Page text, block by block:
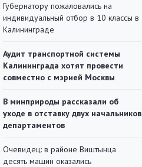
Губернатору пожаловались на
индивидуальный отбор в 10 классы в
Калининграде
Аудит транспортной системы
Калининграда хотят провести
совместно с мэрией Москвы
В минприроды рассказали об
уходе в отставку двух начальников
департаментов
Очевидец: в районе Виштынца
десять машин оказались